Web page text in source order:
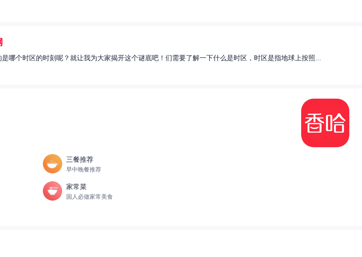
哪个时区的时刻呢？就让我为大家揭开这个谜底吧！们需要了解一下什么是时区，时区是指地球上按照...
三餐推荐
早中晚餐推荐
家常菜
国人必做家常美食